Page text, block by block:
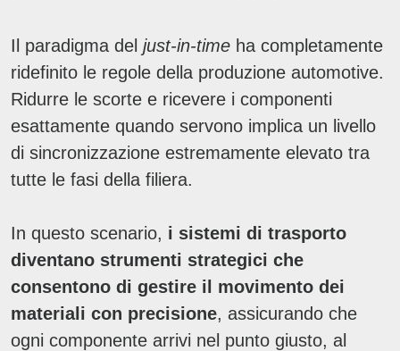
Il paradigma del just-in-time ha completamente
ridefinito le regole della produzione automotive.
Ridurre le scorte e ricevere i componenti
esattamente quando servono implica un livello
di sincronizzazione estremamente elevato tra
tutte le fasi della filiera.
In questo scenario, i sistemi di trasporto
diventano strumenti strategici che
consentono di gestire il movimento dei
materiali con precisione, assicurando che
ogni componente arrivi nel punto giusto, al